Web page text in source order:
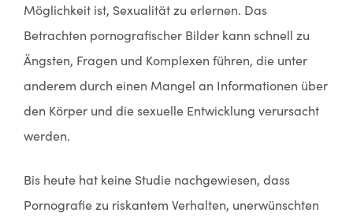
Möglichkeit ist, Sexualität zu erlernen. Das
Betrachten pornografischer Bilder kann schnell zu
Ängsten, Fragen und Komplexen führen, die unter
anderem durch einen Mangel an Informationen über
den Körper und die sexuelle Entwicklung verursacht
werden.
Bis heute hat keine Studie nachgewiesen, dass
Pornografie zu riskantem Verhalten, unerwünschten